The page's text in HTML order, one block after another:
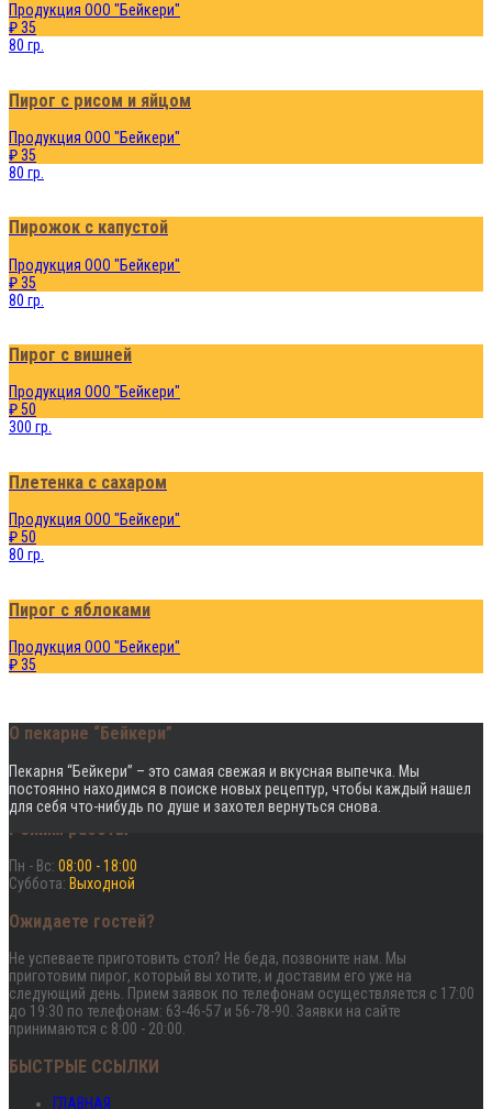
Продукция ООО "Бейкери"
₽ 35
80 гр.
Пирог с рисом и яйцом
Продукция ООО "Бейкери"
₽ 35
80 гр.
Пирожок с капустой
Продукция ООО "Бейкери"
₽ 35
80 гр.
Пирог с вишней
Продукция ООО "Бейкери"
₽ 50
300 гр.
Плетенка с сахаром
Продукция ООО "Бейкери"
₽ 50
80 гр.
Пирог с яблоками
Продукция ООО "Бейкери"
₽ 35
О пекарне “Бейкери”
Пекарня “Бейкери” – это cамая свежая и вкусная выпечка. Мы
постоянно находимся в поиске новых рецептур, чтобы каждый нашел
для себя что-нибудь по душе и захотел вернуться снова.
Режим работы
Пн - Вс: 08:00 - 18:00
Суббота: Выходной
Ожидаете гостей?
Не успеваете приготовить стол? Не беда, позвоните нам. Мы
приготовим пирог, который вы хотите, и доставим его уже на
следующий день. Прием заявок по телефонам осуществляется с 17:00
до 19:30 по телефонам: 63-46-57 и 56-78-90. Заявки на сайте
принимаются с 8:00 - 20:00.
БЫСТРЫЕ ССЫЛКИ
ГЛАВНАЯ